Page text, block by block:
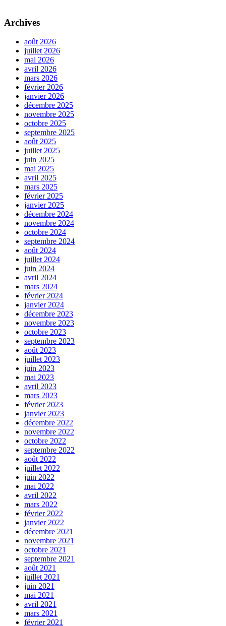
Archives
août 2026
juillet 2026
mai 2026
avril 2026
mars 2026
février 2026
janvier 2026
décembre 2025
novembre 2025
octobre 2025
septembre 2025
août 2025
juillet 2025
juin 2025
mai 2025
avril 2025
mars 2025
février 2025
janvier 2025
décembre 2024
novembre 2024
octobre 2024
septembre 2024
août 2024
juillet 2024
juin 2024
avril 2024
mars 2024
février 2024
janvier 2024
décembre 2023
novembre 2023
octobre 2023
septembre 2023
août 2023
juillet 2023
juin 2023
mai 2023
avril 2023
mars 2023
février 2023
janvier 2023
décembre 2022
novembre 2022
octobre 2022
septembre 2022
août 2022
juillet 2022
juin 2022
mai 2022
avril 2022
mars 2022
février 2022
janvier 2022
décembre 2021
novembre 2021
octobre 2021
septembre 2021
août 2021
juillet 2021
juin 2021
mai 2021
avril 2021
mars 2021
février 2021